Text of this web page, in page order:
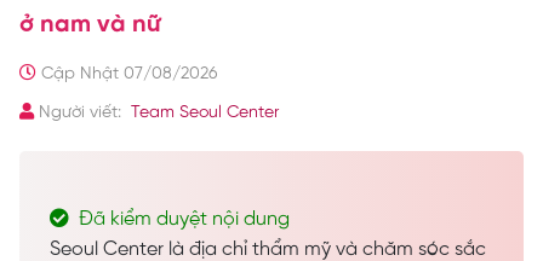
ở nam và nữ
Cập Nhật 07/08/2026
Người viết: Team Seoul Center
Đã kiểm duyệt nội dung
Seoul Center là địa chỉ thẩm mỹ và chăm sóc sắc